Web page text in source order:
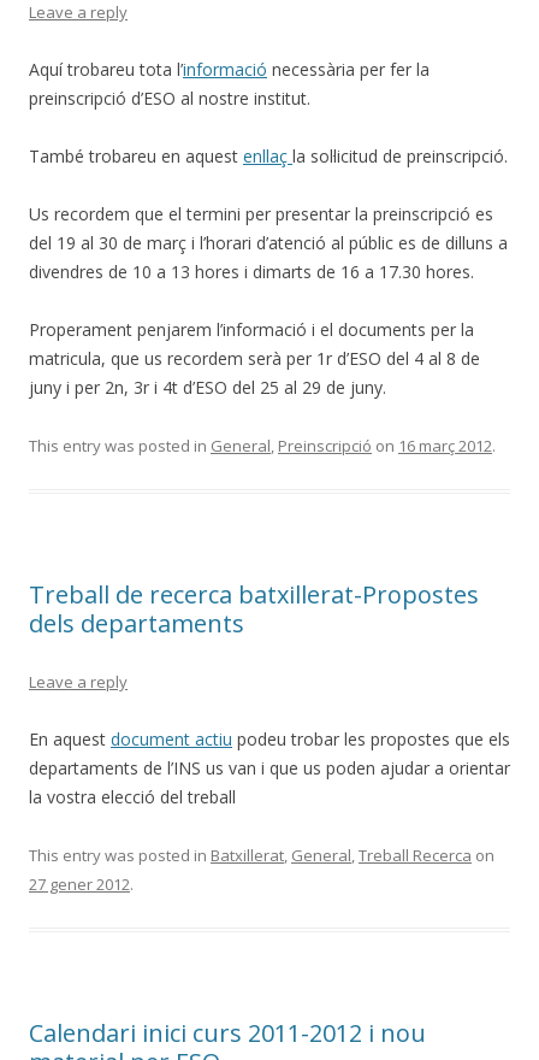
Leave a reply
Aquí trobareu tota l’informació necessària per fer la
preinscripció d’ESO al nostre institut.
També trobareu en aquest enllaç la sol·licitud de preinscripció.
Us recordem que el termini per presentar la preinscripció es
del 19 al 30 de març i l’horari d’atenció al públic es de dilluns a
divendres de 10 a 13 hores i dimarts de 16 a 17.30 hores.
Properament penjarem l’informació i el documents per la
matricula, que us recordem serà per 1r d’ESO del 4 al 8 de
juny i per 2n, 3r i 4t d’ESO del 25 al 29 de juny.
This entry was posted in General, Preinscripció on 16 març 2012.
Treball de recerca batxillerat-Propostes
dels departaments
Leave a reply
En aquest document actiu podeu trobar les propostes que els
departaments de l’INS us van i que us poden ajudar a orientar
la vostra elecció del treball
This entry was posted in Batxillerat, General,Treball Recerca on
27 gener 2012.
Calendari inici curs 2011-2012 i nou